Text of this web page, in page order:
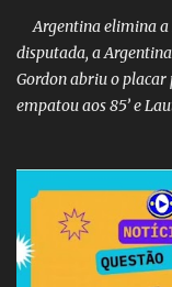
Argentina elimina a
disputada, a
Gordon abriu o placar
empatou aos 85’ e
Inglaterra durante o